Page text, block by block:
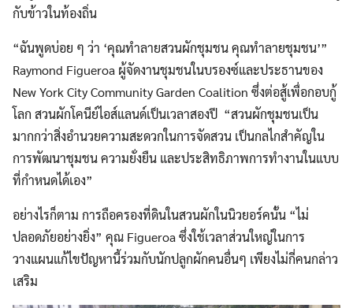
กับข้าวในท้องถิ่น
“ฉันพูดบ่อย ๆ ว่า ‘คุณทำลายสวนผักชุมชน คุณทำลายชุมชน’”
Raymond Figueroa ผู้จัดงานชุมชนในบรองซ์และประธานของ
New York City Community Garden Coalition ซึ่งต่อสู้เพื่อกอบกู้
โลก สวนผักโคนีย์ไอส์แลนด์เป็นเวลาสองปี “สวนผักชุมชนเป็น
มากกว่าสิ่งอำนวยความสะดวกในการจัดสวน เป็นกลไกสำคัญใน
การพัฒนาชุมชน ความยั่งยืน และประสิทธิภาพการทำงานในแบบ
ที่กำหนดได้เอง”
อย่างไรก็ตาม การถือครองที่ดินในสวนผักในนิวยอร์คนั้น “ไม่
ปลอดภัยอย่างยิ่ง” คุณ Figueroa ซึ่งใช้เวลาส่วนใหญ่ในการ
วางแผนแก้ไขปัญหานี้ร่วมกับนักปลูกผักคนอื่นๆ เพียงไม่กี่คนกล่าว
เสริม